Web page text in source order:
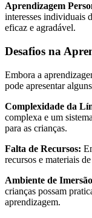
Aprendizagem
interesses individuais
eficaz e agradável.
Desafios na
Embora a
pode apresentar
Complexidade da
complexa e um
para as crianças.
Falta de Recursos:
recursos e materiais
Ambiente de
crianças possam
aprendizagem.